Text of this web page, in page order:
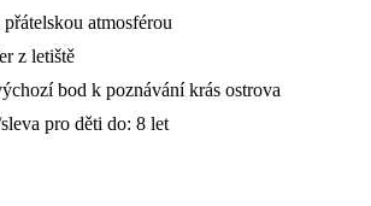
atmosférou
z letiště
bod k poznávání krás ostrova
pro děti do: 8 let